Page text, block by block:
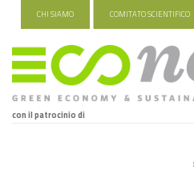
CHI SIAMO COMITATO SCIENTIFICO
con il patrocinio di